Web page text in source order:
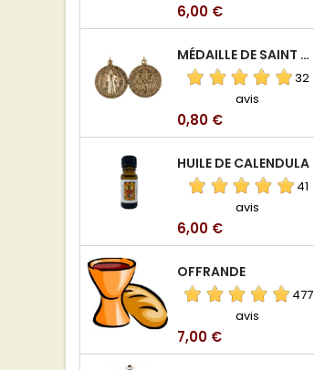
Prix
6,00 €
MÉDAILLE DE SAINT BENOIT EN ALUMINIUM
32
avis
Prix
0,80 €
HUILE DE CALENDULA
41
avis
Prix
6,00 €
OFFRANDE
477
avis
Prix
7,00 €